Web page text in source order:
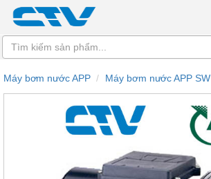
Máy bơm nước APP Máy bơm nước APP SW